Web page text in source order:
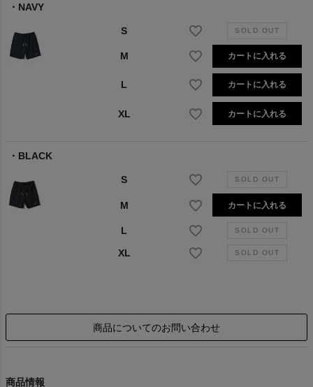
NAVY
S
M カートに入れる
L カートに入れる
XL カートに入れる
BLACK
S
M カートに入れる
L
XL
商品についてのお問い合わせ
商品情報